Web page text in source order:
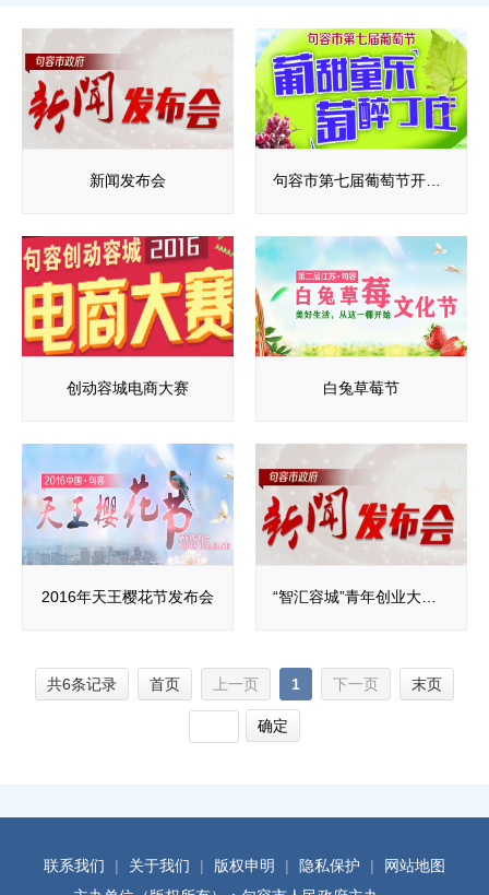
新闻发布会
创动容城电商大赛 白兔草莓节
2016年天王樱花节发布会
共6条记录 首页 上一页 1 下一页 末页
确定
联系我们 | 关于我们 | 版权申明 | 隐私保护 |
网站地图